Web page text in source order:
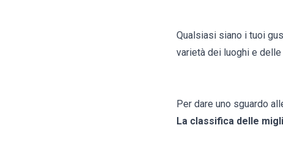
Qualsiasi siano i tuoi
varietà dei luoghi e
Per dare uno sguardo
La classifica delle